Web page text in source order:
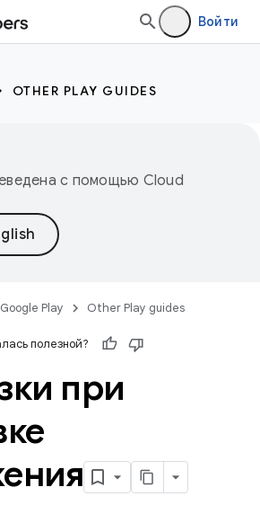
Войти
OTHER PLAY GUIDES
с помощью Cloud
Google Play Other Play guides
полезной?
при